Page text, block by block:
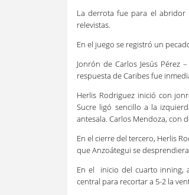
La derrota fue para el abridor
relevistas.
En el juego se registró un
Jonrón de Carlos Jesús
respuesta de Caribes fue
Herlis Rodriguez inició con
Sucre ligó sencillo a la
antesala. Carlos Mendoza, con
En el cierre del tercero, Herlis
que Anzoátegui se
En el inicio del cuarto inning,
central para recortar a 5-2 la